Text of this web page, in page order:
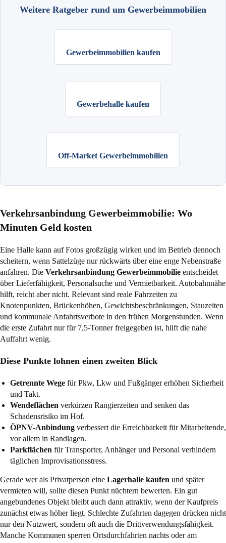
Weitere Ratgeber rund um Gewerbeimmobilien
Gewerbeimmobilien kaufen
Gewerbehalle kaufen
Off-Market Gewerbeimmobilien
Verkehrsanbindung Gewerbeimmobilie: Wo
Minuten Geld kosten
Eine Halle kann auf Fotos großzügig wirken und im Betrieb dennoch
scheitern, wenn Sattelzüge nur rückwärts über eine enge Nebenstraße
anfahren. Die Verkehrsanbindung Gewerbeimmobilie entscheidet
über Lieferfähigkeit, Personalsuche und Vermietbarkeit. Autobahnnähe
hilft, reicht aber nicht. Relevant sind reale Fahrzeiten zu
Knotenpunkten, Brückenhöhen, Gewichtsbeschränkungen, Stauzeiten
und kommunale Anfahrtsverbote in den frühen Morgenstunden. Wenn
die erste Zufahrt nur für 7,5-Tonner freigegeben ist, hilft die nahe
Auffahrt wenig.
Diese Punkte lohnen einen zweiten Blick
Getrennte Wege für Pkw, Lkw und Fußgänger erhöhen Sicherheit
und Takt.
Wendeflächen verkürzen Rangierzeiten und senken das
Schadensrisiko im Hof.
ÖPNV-Anbindung verbessert die Erreichbarkeit für Mitarbeitende,
vor allem in Randlagen.
Parkflächen für Transporter, Anhänger und Personal verhindern
täglichen Improvisationsstress.
Gerade wer als Privatperson eine Lagerhalle kaufen und später
vermieten will, sollte diesen Punkt nüchtern bewerten. Ein gut
angebundenes Objekt bleibt auch dann attraktiv, wenn der Kaufpreis
zunächst etwas höher liegt. Schlechte Zufahrten dagegen drücken nicht
nur den Nutzwert, sondern oft auch die Drittverwendungsfähigkeit.
Manche Kommunen sperren Ortsdurchfahrten nachts oder am